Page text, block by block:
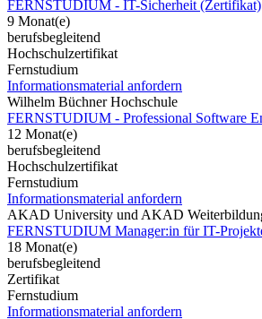
FERNSTUDIUM - IT-Sicherheit (Zertifikat)
9 Monat(e)
berufsbegleitend
Hochschulzertifikat
Fernstudium
Informationsmaterial anfordern
Wilhelm Büchner Hochschule
FERNSTUDIUM - Professional Software
12 Monat(e)
berufsbegleitend
Hochschulzertifikat
Fernstudium
Informationsmaterial anfordern
AKAD University und AKAD
FERNSTUDIUM Manager:in für IT-
18 Monat(e)
berufsbegleitend
Zertifikat
Fernstudium
Informationsmaterial anfordern